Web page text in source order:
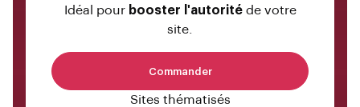
Idéal pour booster l'autoritéde votre
site.
Commander
Sites thématisés